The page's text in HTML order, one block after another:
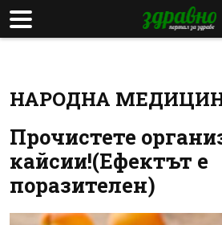
НАРОДНА
Прочистете
кайсии!(Ефектът е
поразителен)